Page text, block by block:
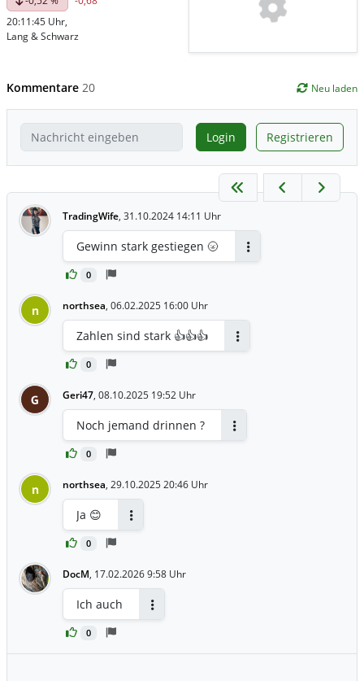
20:11:45 Uhr,
Lang & Schwarz
Kommentare 20 Neu laden
Login Registrieren
TradingWife, 31.10.2024 14:11 Uhr
0
Gewinn stark gestiegen 🌝
n northsea, 06.02.2025 16:00 Uhr
0
Zahlen sind stark 👍👍👍
G Geri47, 08.10.2025 19:52 Uhr
0
Noch jemand drinnen ?
n northsea, 29.10.2025 20:46 Uhr
0
Ja 😊
DocM, 17.02.2026 9:58 Uhr
0
Ich auch